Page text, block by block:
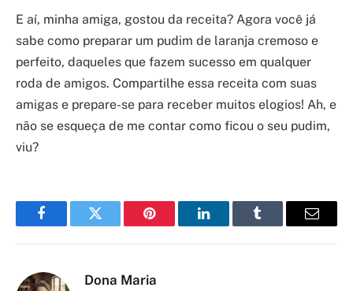
E aí, minha amiga, gostou da receita? Agora você já
sabe como preparar um pudim de laranja cremoso e
perfeito, daqueles que fazem sucesso em qualquer
roda de amigos. Compartilhe essa receita com suas
amigas e prepare-se para receber muitos elogios! Ah, e
não se esqueça de me contar como ficou o seu pudim,
viu?
FacebookTwitter Pinterest LinkedInTumblr Email
Dona Maria